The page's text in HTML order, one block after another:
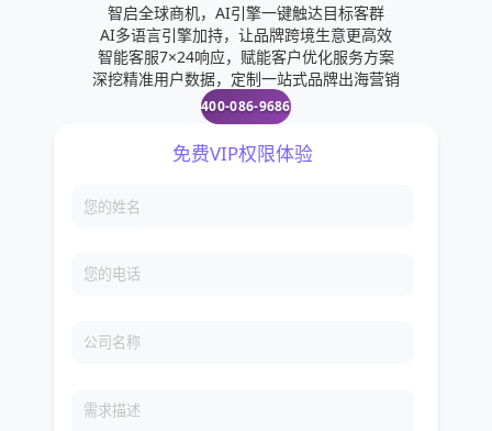
智启全球商机，AI引擎一键触达目标客群
AI多语言引擎加持，让品牌跨境生意更高效
智能客服7×24响应，赋能客户优化服务方案
深挖精准用户数据，定制一站式品牌出海营销
400-086-9686
您的姓名